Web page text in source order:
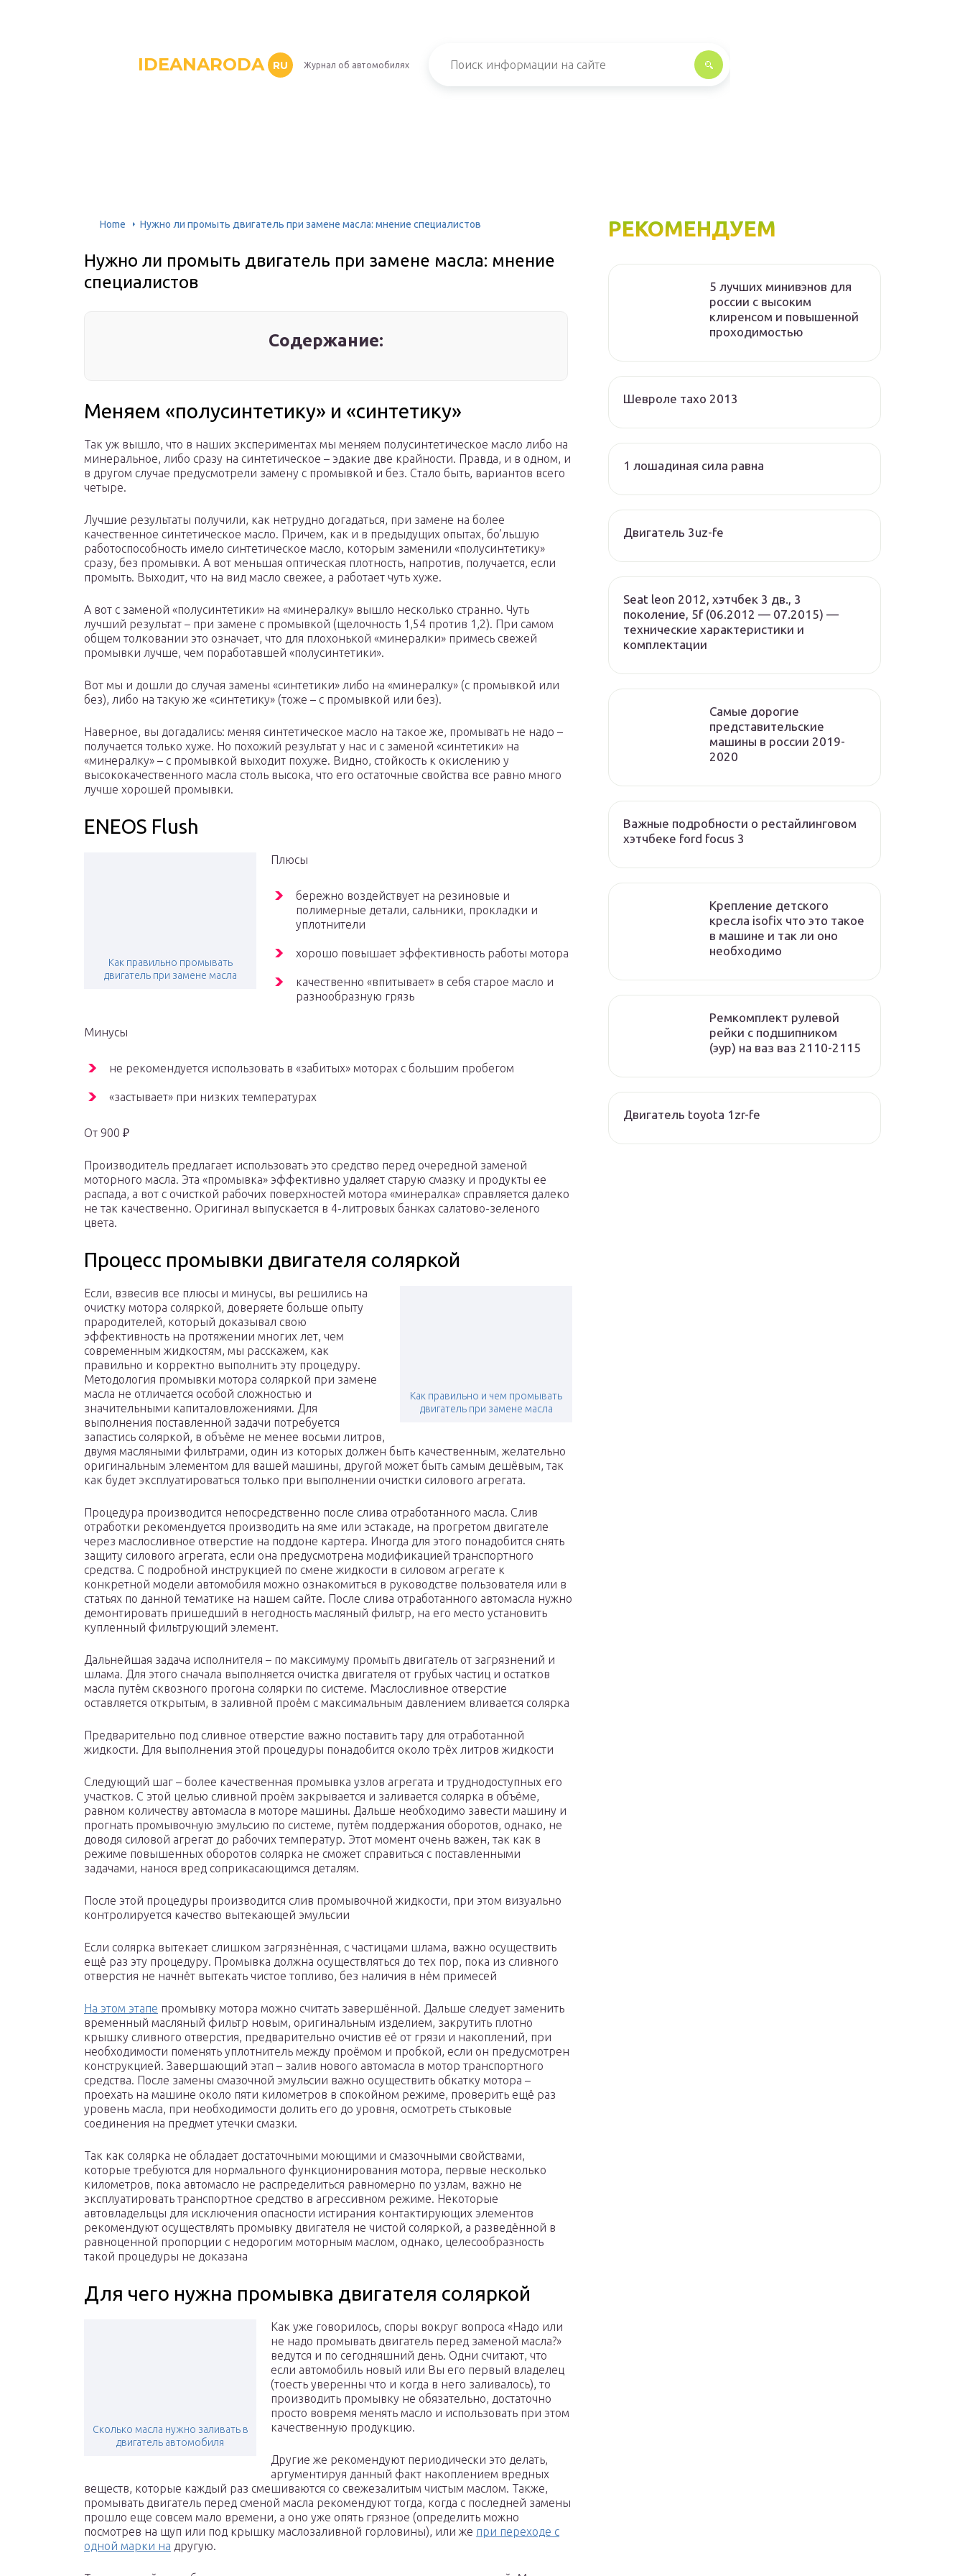
IDEANARODA RU Журнал об автомобилях
Home Нужно ли промыть двигатель при замене масла: мнение специалистов
Нужно ли промыть двигатель при замене масла: мнение
специалистов
Содержание:
Меняем «полусинтетику» и «синтетику»
Так уж вышло, что в наших экспериментах мы меняем полусинтетическое масло либо на
минеральное, либо сразу на синтетическое – эдакие две крайности. Правда, и в одном, и
в другом случае предусмотрели замену с промывкой и без. Стало быть, вариантов всего
четыре.
Лучшие результаты получили, как нетрудно догадаться, при замене на более
качественное синтетическое масло. Причем, как и в предыдущих опытах, бо’льшую
работоспособность имело синтетическое масло, которым заменили «полусинтетику»
сразу, без промывки. А вот меньшая оптическая плотность, напротив, получается, если
промыть. Выходит, что на вид масло свежее, а работает чуть хуже.
А вот с заменой «полусинтетики» на «минералку» вышло несколько странно. Чуть
лучший результат – при замене с промывкой (щелочность 1,54 против 1,2). При самом
общем толковании это означает, что для плохонькой «минералки» примесь свежей
промывки лучше, чем поработавшей «полусинтетики».
Вот мы и дошли до случая замены «синтетики» либо на «минералку» (с промывкой или
без), либо на такую же «синтетику» (тоже – с промывкой или без).
Наверное, вы догадались: меняя синтетическое масло на такое же, промывать не надо –
получается только хуже. Но похожий результат у нас и с заменой «синтетики» на
«минералку» – с промывкой выходит похуже. Видно, стойкость к окислению у
высококачественного масла столь высока, что его остаточные свойства все равно много
лучше хорошей промывки.
ENEOS Flush
Как правильно промывать
двигатель при замене масла
Плюсы
бережно воздействует на резиновые и
полимерные детали, сальники, прокладки и
уплотнители
хорошо повышает эффективность работы мотора
качественно «впитывает» в себя старое масло и
разнообразную грязь
Минусы
не рекомендуется использовать в «забитых» моторах с большим пробегом
«застывает» при низких температурах
От 900 ₽
Производитель предлагает использовать это средство перед очередной заменой
моторного масла. Эта «промывка» эффективно удаляет старую смазку и продукты ее
распада, а вот с очисткой рабочих поверхностей мотора «минералка» справляется далеко
не так качественно. Оригинал выпускается в 4-литровых банках салатово-зеленого
цвета.
Процесс промывки двигателя соляркой
Как правильно и чем промывать
двигатель при замене масла
Если, взвесив все плюсы и минусы, вы решились на
очистку мотора соляркой, доверяете больше опыту
прародителей, который доказывал свою
эффективность на протяжении многих лет, чем
современным жидкостям, мы расскажем, как
правильно и корректно выполнить эту процедуру.
Методология промывки мотора соляркой при замене
масла не отличается особой сложностью и
значительными капиталовложениями. Для
выполнения поставленной задачи потребуется
запастись соляркой, в объёме не менее восьми литров,
двумя масляными фильтрами, один из которых должен быть качественным, желательно
оригинальным элементом для вашей машины, другой может быть самым дешёвым, так
как будет эксплуатироваться только при выполнении очистки силового агрегата.
Процедура производится непосредственно после слива отработанного масла. Слив
отработки рекомендуется производить на яме или эстакаде, на прогретом двигателе
через маслосливное отверстие на поддоне картера. Иногда для этого понадобится снять
защиту силового агрегата, если она предусмотрена модификацией транспортного
средства. С подробной инструкцией по смене жидкости в силовом агрегате к
конкретной модели автомобиля можно ознакомиться в руководстве пользователя или в
статьях по данной тематике на нашем сайте. После слива отработанного автомасла нужно
демонтировать пришедший в негодность масляный фильтр, на его место установить
купленный фильтрующий элемент.
Дальнейшая задача исполнителя – по максимуму промыть двигатель от загрязнений и
шлама. Для этого сначала выполняется очистка двигателя от грубых частиц и остатков
масла путём сквозного прогона солярки по системе. Маслосливное отверстие
оставляется открытым, в заливной проём с максимальным давлением вливается солярка
Предварительно под сливное отверстие важно поставить тару для отработанной
жидкости. Для выполнения этой процедуры понадобится около трёх литров жидкости
Следующий шаг – более качественная промывка узлов агрегата и труднодоступных его
участков. С этой целью сливной проём закрывается и заливается солярка в объёме,
равном количеству автомасла в моторе машины. Дальше необходимо завести машину и
прогнать промывочную эмульсию по системе, путём поддержания оборотов, однако, не
доводя силовой агрегат до рабочих температур. Этот момент очень важен, так как в
режиме повышенных оборотов солярка не сможет справиться с поставленными
задачами, нанося вред соприкасающимся деталям.
После этой процедуры производится слив промывочной жидкости, при этом визуально
контролируется качество вытекающей эмульсии
Если солярка вытекает слишком загрязнённая, с частицами шлама, важно осуществить
ещё раз эту процедуру. Промывка должна осуществляться до тех пор, пока из сливного
отверстия не начнёт вытекать чистое топливо, без наличия в нём примесей
На этом этапе промывку мотора можно считать завершённой. Дальше следует заменить
временный масляный фильтр новым, оригинальным изделием, закрутить плотно
крышку сливного отверстия, предварительно очистив её от грязи и накоплений, при
необходимости поменять уплотнитель между проёмом и пробкой, если он предусмотрен
конструкцией. Завершающий этап – залив нового автомасла в мотор транспортного
средства. После замены смазочной эмульсии важно осуществить обкатку мотора –
проехать на машине около пяти километров в спокойном режиме, проверить ещё раз
уровень масла, при необходимости долить его до уровня, осмотреть стыковые
соединения на предмет утечки смазки.
Так как солярка не обладает достаточными моющими и смазочными свойствами,
которые требуются для нормального функционирования мотора, первые несколько
километров, пока автомасло не распределиться равномерно по узлам, важно не
эксплуатировать транспортное средство в агрессивном режиме. Некоторые
автовладельцы для исключения опасности истирания контактирующих элементов
рекомендуют осуществлять промывку двигателя не чистой соляркой, а разведённой в
равноценной пропорции с недорогим моторным маслом, однако, целесообразность
такой процедуры не доказана
Для чего нужна промывка двигателя соляркой
Сколько масла нужно заливать в
двигатель автомобиля
Как уже говорилось, споры вокруг вопроса «Надо или
не надо промывать двигатель перед заменой масла?»
ведутся и по сегодняшний день. Одни считают, что
если автомобиль новый или Вы его первый владелец
(тоесть уверенны что и когда в него заливалось), то
производить промывку не обязательно, достаточно
просто вовремя менять масло и использовать при этом
качественную продукцию.
Другие же рекомендуют периодически это делать,
аргументируя данный факт накоплением вредных
веществ, которые каждый раз смешиваются со свежезалитым чистым маслом. Также,
промывать двигатель перед сменой масла рекомендуют тогда, когда с последней замены
прошло еще совсем мало времени, а оно уже опять грязное (определить можно
посмотрев на щуп или под крышку маслозаливной горловины), или же при переходе с
одной марки на другую.
РЕКОМЕНДУЕМ
5 лучших минивэнов для
россии с высоким
клиренсом и повышенной
проходимостью
Шевроле тахо 2013
1 лошадиная сила равна
Двигатель 3uz-fe
Seat leon 2012, хэтчбек 3 дв., 3
поколение, 5f (06.2012 — 07.2015) —
технические характеристики и
комплектации
Cамые дорогие
представительские
машины в россии 2019-
2020
Важные подробности о рестайлинговом
хэтчбеке ford focus 3
Крепление детского
кресла isofix что это такое
в машине и так ли оно
необходимо
Ремкомплект рулевой
рейки с подшипником
(эур) на ваз ваз 2110-2115
Двигатель toyota 1zr-fe